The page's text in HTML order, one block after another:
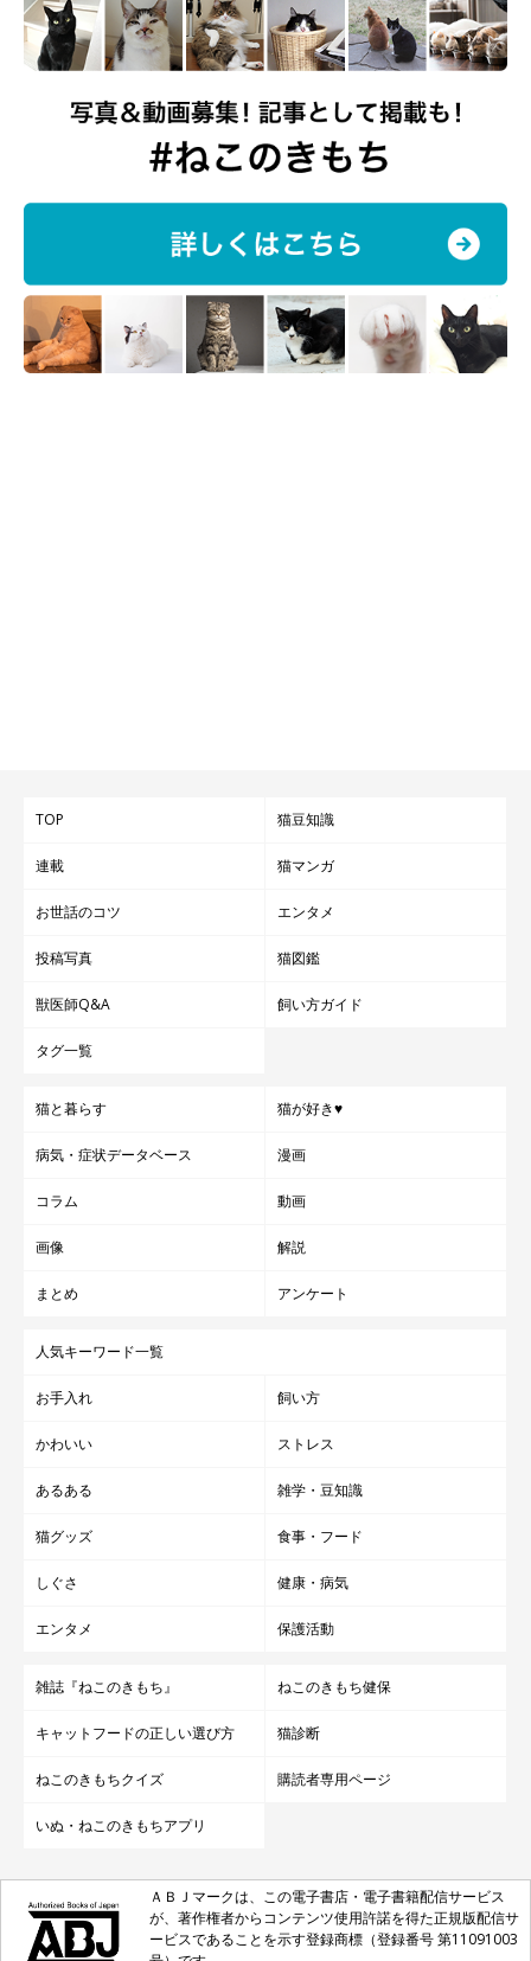
TOP 猫豆知識
連載 猫マンガ
お世話のコツ エンタメ
投稿写真 猫図鑑
獣医師Q&A 飼い方ガイド
タグ一覧
猫と暮らす 猫が好き♥
病気・症状データベース 漫画
コラム 動画
画像 解説
まとめ アンケート
人気キーワード一覧
お手入れ 飼い方
かわいい ストレス
あるある 雑学・豆知識
猫グッズ 食事・フード
しぐさ 健康・病気
エンタメ 保護活動
雑誌『ねこのきもち』 ねこのきもち健保
キャットフードの正しい選び方 猫診断
ねこのきもちクイズ 購読者専用ページ
いぬ・ねこのきもちアプリ
ＡＢＪマークは、この電子書店・電子書籍配信サービス
が、著作権者からコンテンツ使用許諾を得た正規版配信サ
ービスであることを示す登録商標（登録番号 第11091003